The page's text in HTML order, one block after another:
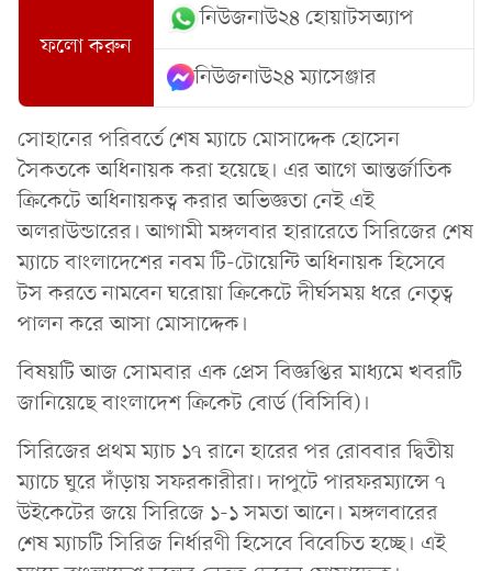
ফলো করুন
নিউজনাউ২৪ হোয়াটসঅ্যাপ
নিউজনাউ২৪ ম্যাসেঞ্জার
সোহানের পরিবর্তে শেষ ম্যাচে মোসাদ্দেক হোসেন
সৈকতকে অধিনায়ক করা হয়েছে। এর আগে আন্তর্জাতিক
ক্রিকেটে অধিনায়কত্ব করার অভিজ্ঞতা নেই এই
অলরাউন্ডারের। আগামী মঙ্গলবার হারারেতে সিরিজের শেষ
ম্যাচে বাংলাদেশের নবম টি-টোয়েন্টি অধিনায়ক হিসেবে
টস করতে নামবেন ঘরোয়া ক্রিকেটে দীর্ঘসময় ধরে নেতৃত্ব
পালন করে আসা মোসাদ্দেক।
বিষয়টি আজ সোমবার এক প্রেস বিজ্ঞপ্তির মাধ্যমে খবরটি
জানিয়েছে বাংলাদেশ ক্রিকেট বোর্ড (বিসিবি)।
সিরিজের প্রথম ম্যাচ ১৭ রানে হারের পর রোববার দ্বিতীয়
ম্যাচে ঘুরে দাঁড়ায় সফরকারীরা। দাপুটে পারফরম্যান্সে ৭
উইকেটের জয়ে সিরিজে ১-১ সমতা আনে। মঙ্গলবারের
শেষ ম্যাচটি সিরিজ নির্ধারণী হিসেবে বিবেচিত হচ্ছে। এই